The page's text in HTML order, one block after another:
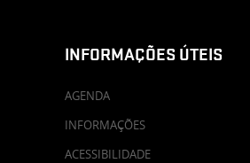
INFORMAÇÕES ÚTEIS
AGENDA
INFORMAÇÕES
ACESSIBILIDADE